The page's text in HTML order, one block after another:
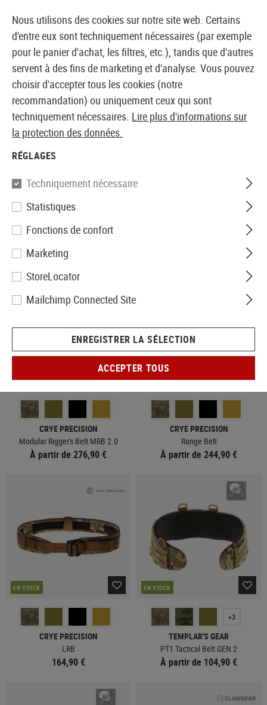
BOUTIQUE ET GROSSISTE EUROPÉEN AIRSOFT
Accueil Equipments Ceinturons Ceinturons de
CEINTURONS DE COMBAT
MAJORITAIREMENT EN STOCK
CRYE PRECISION
Modular Rigger's Belt MRB 2.0
À partir de 276,90 €
MAJORITAIREMENT EN STOCK
CRYE PRECISION
Range Belt
À partir de 244,90 €
EN STOCK
CRYE PRECISION
LRB
164,90 €
EN STOCK
+3
TEMPLAR'S GEAR
PT1 Tactical Belt GEN 2
À partir de 104,90 €
Nous utilisons des cookies sur notre site web. Certains
d'entre eux sont techniquement nécessaires (par exemple
pour le panier d'achat, les filtres, etc.), tandis que d'autres
servent à des fins de marketing et d'analyse. Vous pouvez
choisir d'accepter tous les cookies (notre
recommandation) ou uniquement ceux qui sont
techniquement nécessaires. Lire plus d'informations sur
la protection des données.
RÉGLAGES
Techniquement nécessaire
Statistiques
Fonctions de confort
Marketing
StoreLocator
Mailchimp Connected Site
ENREGISTRER LA SÉLECTION
ACCEPTER TOUS